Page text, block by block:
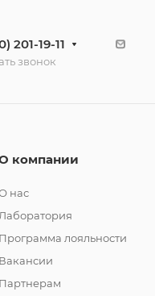
201-19-11
звонок
компании
нас
Лаборатория
Программа лояльности
Вакансии
Партнерам